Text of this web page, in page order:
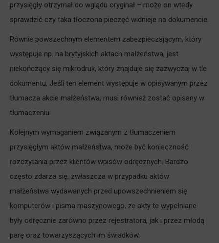
przysięgły otrzymał do wglądu oryginał – może on wtedy
sprawdzić czy taka tłoczona pieczęć widnieje na dokumencie.
Równie powszechnym elementem zabezpieczającym, który
występuje np. na brytyjskich aktach małżeństwa, jest
niekończący się mikrodruk, który znajduje się zazwyczaj w tle
dokumentu. Jeśli ten element występuje w opisywanym przez
tłumacza akcie małżeństwa, musi również zostać opisany w
tłumaczeniu.
Kolejnym wymaganiem związanym z tłumaczeniem
przysięgłym aktów małżeństwa, może być konieczność
rozczytania przez klientów wpisów odręcznych. Bardzo
często zdarza się, zwłaszcza w przypadku aktów
małżeństwa wydawanych przed upowszechnieniem się
komputerów i pisma maszynowego, że akty te wypełniane
były odręcznie zarówno przez rejestratora, jak i przez młodą
parę oraz towarzyszących im świadków.